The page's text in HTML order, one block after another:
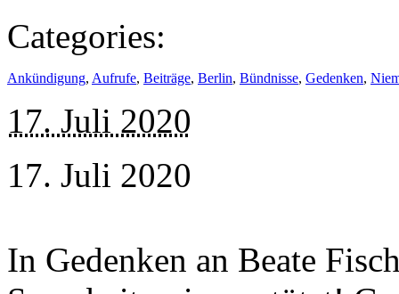
Categories:
Ankündigung, Aufrufe, Beiträge, Berlin, Bündnisse, Gedenken,
17. Juli 2020
17. Juli 2020
In Gedenken an Beate